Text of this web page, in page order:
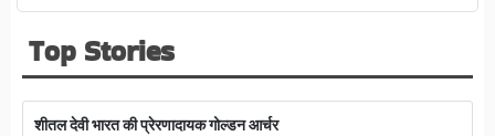
Top Stories
शीतल देवी भारत की प्रेरणादायक गोल्डन आर्चर